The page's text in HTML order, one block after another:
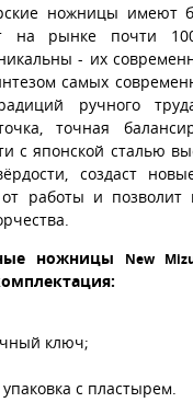
ножницы имеют
на рынке почти
- их
самых
ручного
точная
с японской сталью
создаст
работы и
ножницы
New
ключ;
с пластырем.